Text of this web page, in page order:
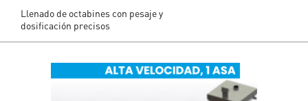
Llenado de octabines con pesaje y
dosificación precisos